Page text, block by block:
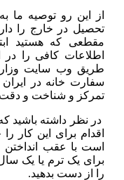
از این رو توصیه ما
تحصیل در خارج را
مقطعی که هستید
اطلاعات کافی را در
طریق وب سایت
سفارت خانه در
تمرکز و شناخت و دقت
در نظر داشته باشید
اقدام برای این کار
است با عقب
برای یک ترم یا یک
را از دست بدهید.